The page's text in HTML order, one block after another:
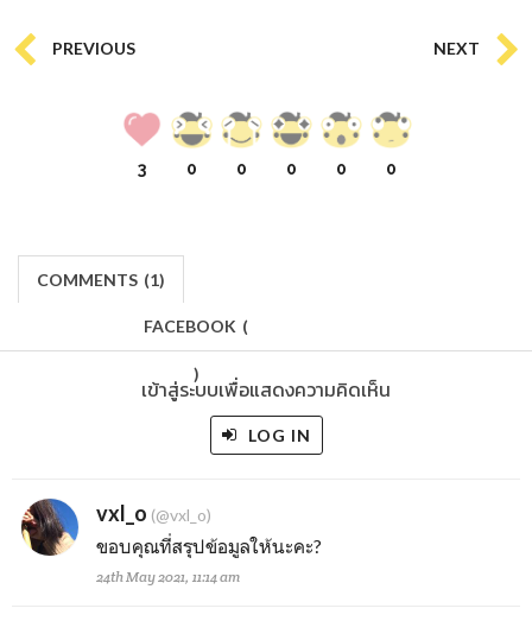
PREVIOUS NEXT
3 0 0 0 0 0
COMMENTS (1)
FACEBOOK (
)
เข้าสู่ระบบเพื่อแสดงความคิดเห็น
LOG IN
vxl_o (@vxl_o)
ขอบคุณที่สรุปข้อมูลให้นะคะ?
24th May 2021, 11:14 am